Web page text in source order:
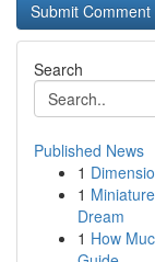
Search
Published News
1
1
Dream
1 How